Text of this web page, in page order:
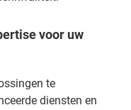
voor uw
te
diensten en